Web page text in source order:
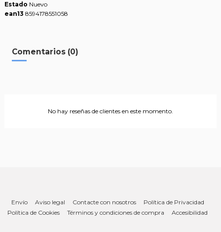
Estado Nuevo
ean13 8594178551058
Comentarios (0)
No hay reseñas de clientes en este momento.
Envío Aviso legal Contacte con nosotros
Política de Privacidad
Política de Cookies
Términos y condiciones de compra Accesibilidad